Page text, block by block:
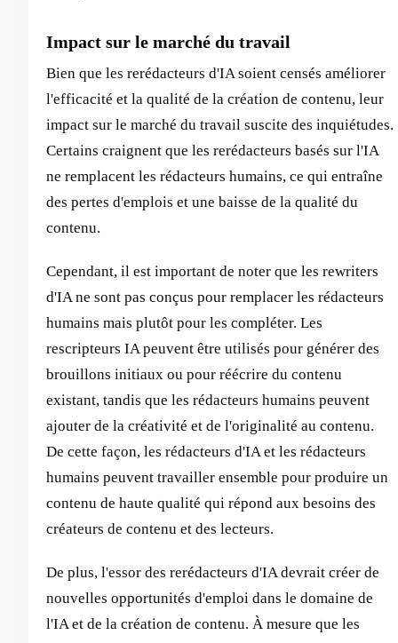
Impact sur le marché du travail
Bien que les rerédacteurs d'IA soient censés améliorer
l'efficacité et la qualité de la création de contenu, leur
impact sur le marché du travail suscite des inquiétudes.
Certains craignent que les rerédacteurs basés sur l'IA
ne remplacent les rédacteurs humains, ce qui entraîne
des pertes d'emplois et une baisse de la qualité du
contenu.
Cependant, il est important de noter que les rewriters
d'IA ne sont pas conçus pour remplacer les rédacteurs
humains mais plutôt pour les compléter. Les
rescripteurs IA peuvent être utilisés pour générer des
brouillons initiaux ou pour réécrire du contenu
existant, tandis que les rédacteurs humains peuvent
ajouter de la créativité et de l'originalité au contenu.
De cette façon, les rédacteurs d'IA et les rédacteurs
humains peuvent travailler ensemble pour produire un
contenu de haute qualité qui répond aux besoins des
créateurs de contenu et des lecteurs.
De plus, l'essor des rerédacteurs d'IA devrait créer de
nouvelles opportunités d'emploi dans le domaine de
l'IA et de la création de contenu. À mesure que les